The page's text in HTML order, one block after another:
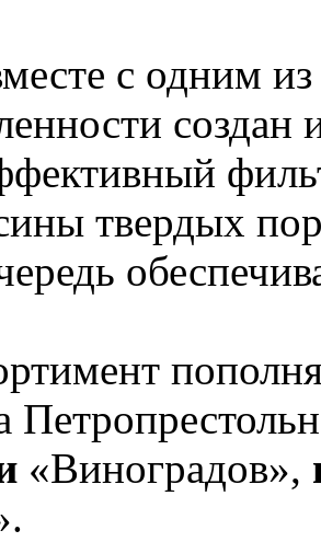
с одним
создан
твердых
«Виноградов»,